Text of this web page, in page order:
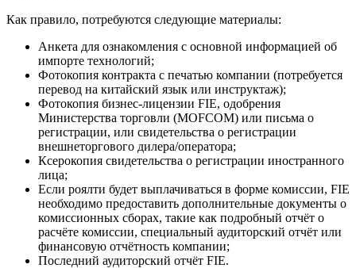
Как правило, потребуются следующие материалы:
Анкета для ознакомления с основной информацией об
импорте технологий;
Фотокопия контракта с печатью компании (потребуется
перевод на китайский язык или инструктаж);
Фотокопия бизнес-лицензии FIE, одобрения
Министерства торговли (MOFCOM) или письма о
регистрации, или свидетельства о регистрации
внешнеторгового дилера/оператора;
Ксерокопия свидетельства о регистрации иностранного
лица;
Если роялти будет выплачиваться в форме комиссии, FIE
необходимо предоставить дополнительные документы о
комиссионных сборах, такие как подробный отчёт о
расчёте комиссии, специальный аудиторский отчёт или
финансовую отчётность компании;
Последний аудиторский отчёт FIE.